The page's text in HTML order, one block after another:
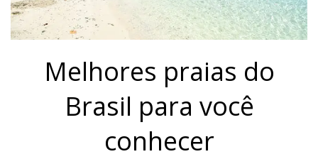
Melhores praias do
Brasil para você
conhecer